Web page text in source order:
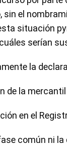
sin el
situación
serían
la
de la
en el
común ni